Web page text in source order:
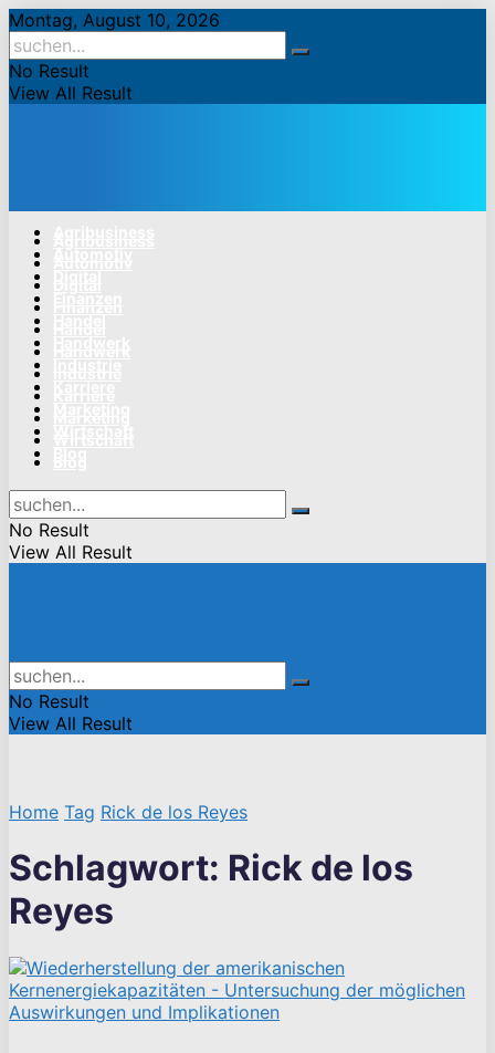
Montag, August 10, 2026
No Result
View All Result
No Result
View All Result
No Result
View All Result
Home Tag Rick de los Reyes
Schlagwort: Rick de los
Reyes